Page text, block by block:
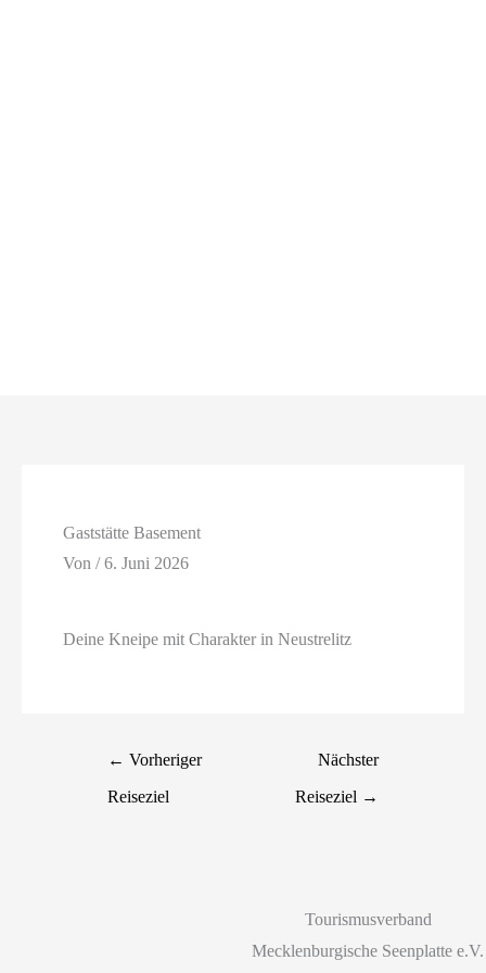
Gaststätte Basement
Von/6. Juni 2026
Deine Kneipe mit Charakter in Neustrelitz
← Vorheriger
Reiseziel
Nächster
Reiseziel →
Tourismusverband
Mecklenburgische Seenplatte e.V.